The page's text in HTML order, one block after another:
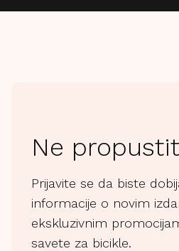
Ne
Prijavite se da biste
informacije o novim
ekskluzivnim
savete za bicikle.